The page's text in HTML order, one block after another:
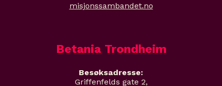
misjonssambandet.no
Betania Trondheim
Besøksadresse:
Griffenfelds gate 2,